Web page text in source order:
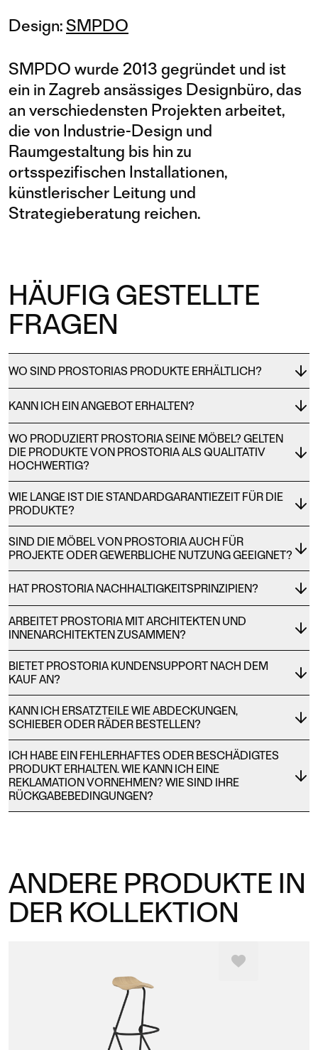
Design: SMPDO
SMPDO wurde 2013 gegründet und ist
ein in Zagreb ansässiges Designbüro, das
an verschiedensten Projekten arbeitet,
die von Industrie-Design und
Raumgestaltung bis hin zu
ortsspezifischen Installationen,
künstlerischer Leitung und
Strategieberatung reichen.
HÄUFIG GESTELLTE
FRAGEN
WO SIND PROSTORIAS PRODUKTE ERHÄLTLICH?
KANN ICH EIN ANGEBOT ERHALTEN?
WO PRODUZIERT PROSTORIA SEINE MÖBEL? GELTEN
DIE PRODUKTE VON PROSTORIA ALS QUALITATIV
HOCHWERTIG?
WIE LANGE IST DIE STANDARDGARANTIEZEIT FÜR DIE
PRODUKTE?
SIND DIE MÖBEL VON PROSTORIA AUCH FÜR
PROJEKTE ODER GEWERBLICHE NUTZUNG GEEIGNET?
HAT PROSTORIA NACHHALTIGKEITSPRINZIPIEN?
ARBEITET PROSTORIA MIT ARCHITEKTEN UND
INNENARCHITEKTEN ZUSAMMEN?
BIETET PROSTORIA KUNDENSUPPORT NACH DEM
KAUF AN?
KANN ICH ERSATZTEILE WIE ABDECKUNGEN,
SCHIEBER ODER RÄDER BESTELLEN?
ICH HABE EIN FEHLERHAFTES ODER BESCHÄDIGTES
PRODUKT ERHALTEN. WIE KANN ICH EINE
REKLAMATION VORNEHMEN? WIE SIND IHRE
RÜCKGABEBEDINGUNGEN?
ANDERE PRODUKTE IN
DER KOLLEKTION